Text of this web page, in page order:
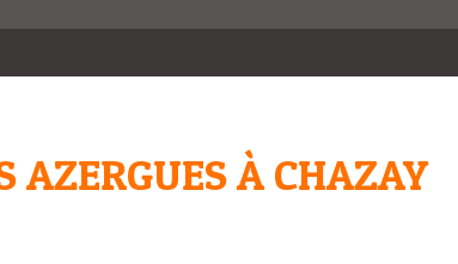
AZERGUES À CHAZAY